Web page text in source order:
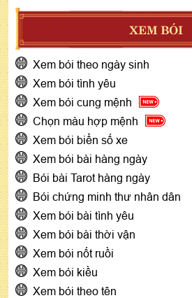
XEM BÓI
Xem bói theo ngày sinh
Xem bói tình yêu
Xem bói cung mệnh
Chọn màu hợp mệnh
Xem bói biển số xe
Xem bói bài hàng ngày
Bói bài Tarot hàng ngày
Bói chứng minh thư nhân dân
Xem bói bài tình yêu
Xem bói bài thời vận
Xem bói nốt ruồi
Xem bói kiều
Xem bói theo tên